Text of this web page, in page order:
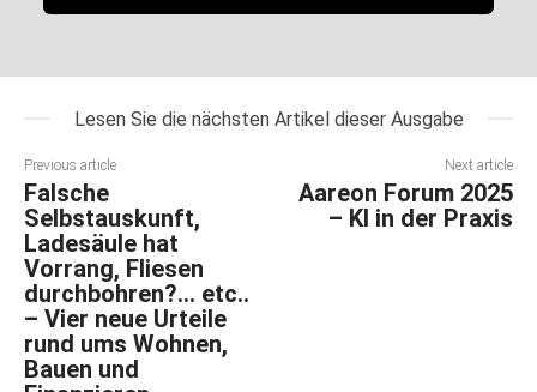
Lesen Sie die nächsten Artikel dieser Ausgabe
Previous article
Falsche
Selbstauskunft,
Ladesäule hat
Vorrang, Fliesen
durchbohren?… etc..
– Vier neue Urteile
rund ums Wohnen,
Bauen und
Next article
Aareon Forum 2025
– KI in der Praxis